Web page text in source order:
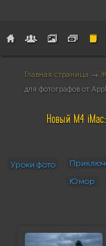
Главная страница →
для фотографов от
Новый M4
Уроки фото
Юмор